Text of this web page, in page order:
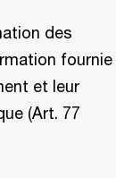
des
fournie
et leur
(Art. 77